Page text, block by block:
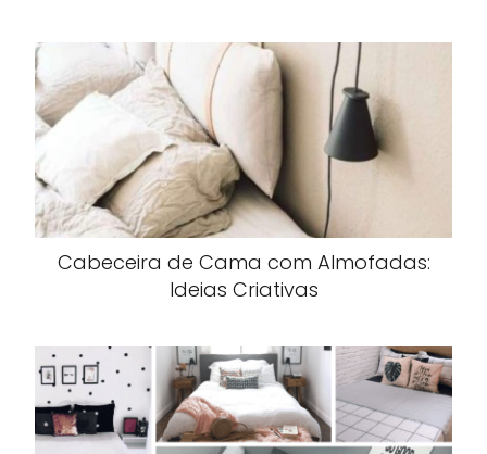
Cabeceira de Cama com Almofadas:
Ideias Criativas